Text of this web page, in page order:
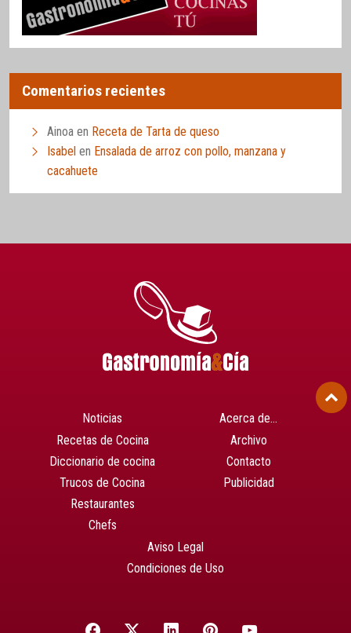
Comentarios recientes
Ainoa en Receta de Tarta de queso
Isabel en Ensalada de arroz con pollo, manzana y
cacahuete
Noticias
Recetas de Cocina
Diccionario de cocina
Trucos de Cocina
Restaurantes
Chefs
Acerca de…
Archivo
Contacto
Publicidad
Aviso Legal
Condiciones de Uso